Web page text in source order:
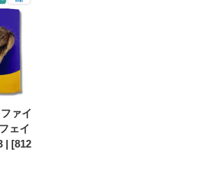
ァイ
ェイ
| [812